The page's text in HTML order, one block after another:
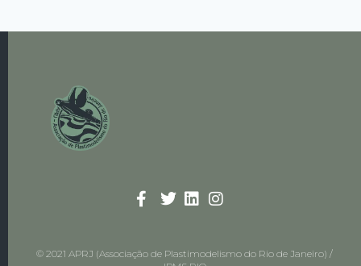
© 2021 APRJ (Associação de Plastimodelismo do Rio de Janeiro) /